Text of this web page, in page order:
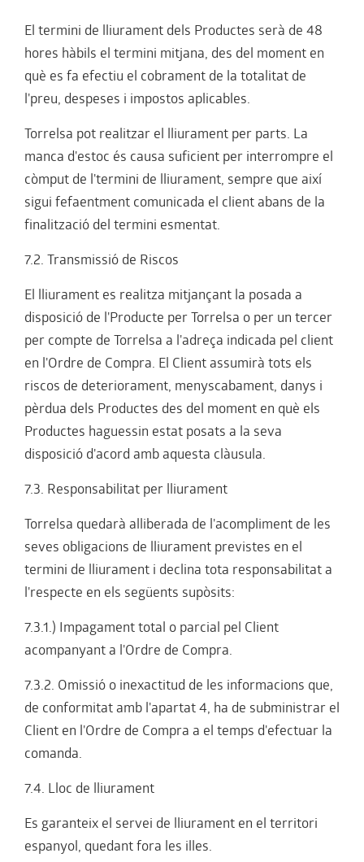
El termini de lliurament dels Productes serà de 48
hores hàbils el termini mitjana, des del moment en
què es fa efectiu el cobrament de la totalitat de
l'preu, despeses i impostos aplicables.
Torrelsa pot realitzar el lliurament per parts. La
manca d'estoc és causa suficient per interrompre el
còmput de l'termini de lliurament, sempre que així
sigui fefaentment comunicada el client abans de la
finalització del termini esmentat.
7.2. Transmissió de Riscos
El lliurament es realitza mitjançant la posada a
disposició de l'Producte per Torrelsa o per un tercer
per compte de Torrelsa a l'adreça indicada pel client
en l'Ordre de Compra. El Client assumirà tots els
riscos de deteriorament, menyscabament, danys i
pèrdua dels Productes des del moment en què els
Productes haguessin estat posats a la seva
disposició d'acord amb aquesta clàusula.
7.3. Responsabilitat per lliurament
Torrelsa quedarà alliberada de l'acompliment de les
seves obligacions de lliurament previstes en el
termini de lliurament i declina tota responsabilitat a
l'respecte en els següents supòsits:
7.3.1.) Impagament total o parcial pel Client
acompanyant a l'Ordre de Compra.
7.3.2. Omissió o inexactitud de les informacions que,
de conformitat amb l'apartat 4, ha de subministrar el
Client en l'Ordre de Compra a el temps d'efectuar la
comanda.
7.4. Lloc de lliurament
Es garanteix el servei de lliurament en el territori
espanyol, quedant fora les illes.